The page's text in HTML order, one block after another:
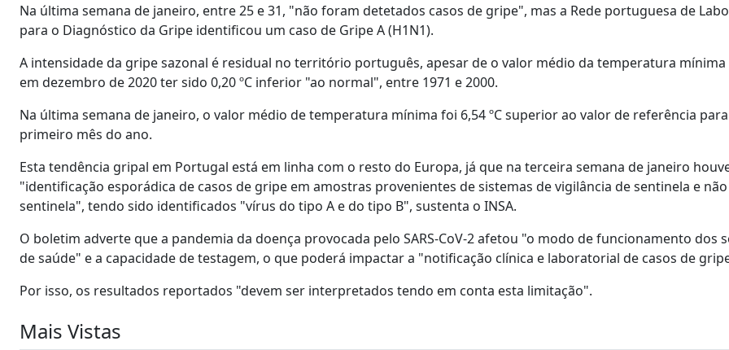
Na última semana de janeiro, entre 25 e 31, "não foram detetados casos de gripe", mas a Rede portuguesa de
para o Diagnóstico da Gripe identificou um caso de Gripe A (H1N1).
A intensidade da gripe sazonal é residual no território português, apesar de o valor médio da temperatura
em dezembro de 2020 ter sido 0,20 ºC inferior "ao normal", entre 1971 e 2000.
Na última semana de janeiro, o valor médio de temperatura mínima foi 6,54 ºC superior ao valor de referência
primeiro mês do ano.
Esta tendência gripal em Portugal está em linha com o resto do Europa, já que na terceira semana de janeiro
"identificação esporádica de casos de gripe em amostras provenientes de sistemas de vigilância de sentinela e não
sentinela", tendo sido identificados "vírus do tipo A e do tipo B", sustenta o INSA.
O boletim adverte que a pandemia da doença provocada pelo SARS-CoV-2 afetou "o modo de funcionamento dos
de saúde" e a capacidade de testagem, o que poderá impactar a "notificação clínica e laboratorial de casos de
Por isso, os resultados reportados "devem ser interpretados tendo em conta esta limitação".
Mais Vistas